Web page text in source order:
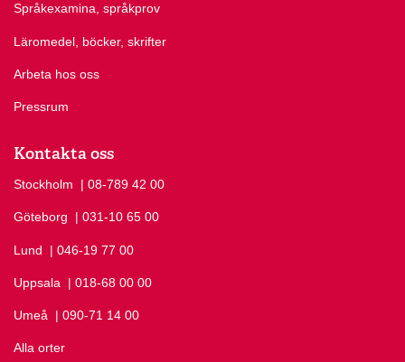
Språkexamina, språkprov
Läromedel, böcker, skrifter
Arbeta hos oss
Pressrum
Kontakta oss
Stockholm Ring Stockholm på
| 08-789 42 00
Göteborg Ring Göteborg på
| 031-10 65 00
Lund Ring Lund på
| 046-19 77 00
Uppsala Ring Uppsala på
| 018-68 00 00
Umeå Ring Umeå på
| 090-71 14 00
Alla orter